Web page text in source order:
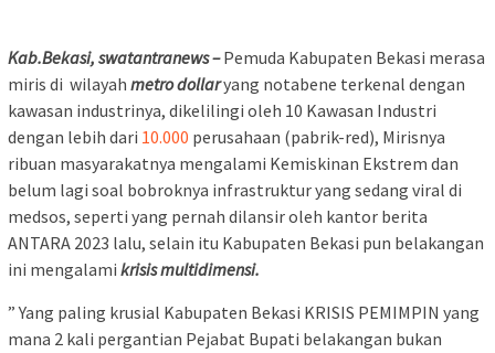
Kab.Bekasi, swatantranews –Pemuda Kabupaten Bekasi merasa
miris di wilayah metro dollaryang notabene terkenal dengan
kawasan industrinya, dikelilingi oleh 10 Kawasan Industri
dengan lebih dari 10.000 perusahaan (pabrik-red), Mirisnya
ribuan masyarakatnya mengalami Kemiskinan Ekstrem dan
belum lagi soal bobroknya infrastruktur yang sedang viral di
medsos, seperti yang pernah dilansir oleh kantor berita
ANTARA 2023 lalu, selain itu Kabupaten Bekasi pun belakangan
ini mengalami krisis multidimensi.
” Yang paling krusial Kabupaten Bekasi KRISIS PEMIMPIN yang
mana 2 kali pergantian Pejabat Bupati belakangan bukan